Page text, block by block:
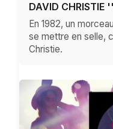
DAVID CHRISTIE
En 1982, un
se mettre en selle,
Christie.